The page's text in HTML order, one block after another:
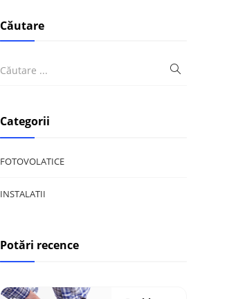
Căutare
Categorii
FOTOVOLATICE
INSTALATII
Potări recence